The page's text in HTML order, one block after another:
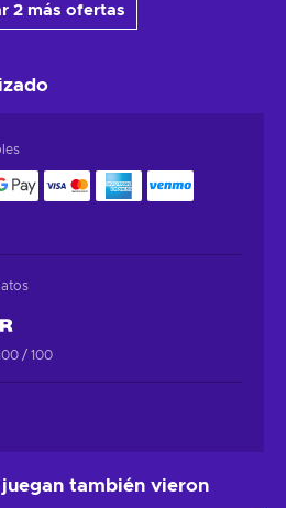
2 más ofertas
/ 100
también vieron